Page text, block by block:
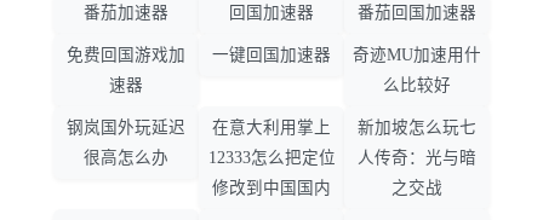
番茄加速器 回国加速器 番茄回国加速器
免费回国游戏加
速器
一键回国加速器
奇迹MU加速用什
么比较好
钢岚国外玩延迟
很高怎么办
在意大利用掌上
12333怎么把定位
修改到中国国内
新加坡怎么玩七
人传奇：光与暗
之交战